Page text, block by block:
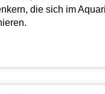
die sich im